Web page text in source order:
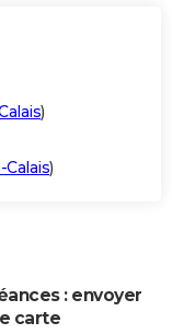
)
Calais)
: envoyer
carte